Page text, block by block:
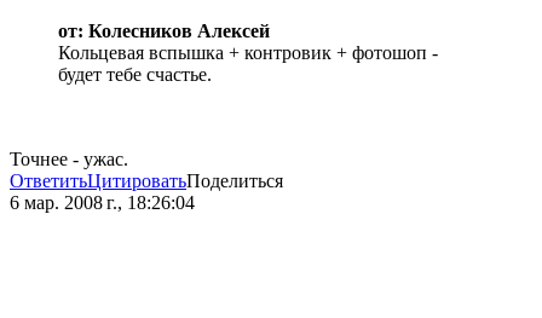
от: Колесников Алексей
Кольцевая вспышка + контровик + фотошоп -
будет тебе счастье.
Точнее - ужас.
ОтветитьЦитироватьПоделиться
6 мар. 2008 г., 18:26:04